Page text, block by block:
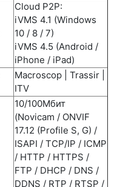
Cloud Р2Р:
iVMS 4.1 (Windows
10 / 8 / 7)
iVMS 4.5 (Android /
iPhone / iPad)
Macroscop | Trassir |
ITV
10/100Мбит
(Novicam / ONVIF
17.12 (Profile S, G) /
ISAPI / TCP/IP / ICMP
/ HTTP / HTTPS /
FTP / DHCP / DNS /
DDNS / RTP / RTSP /